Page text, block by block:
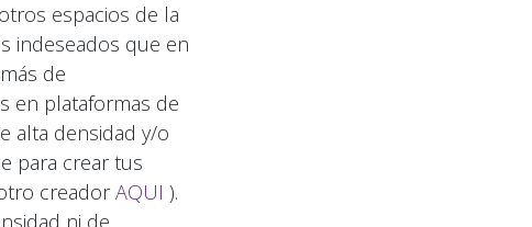
espacios de la
indeseados que en
de
en plataformas de
alta densidad y/o
para crear tus
creadorAQUI ).
ni de